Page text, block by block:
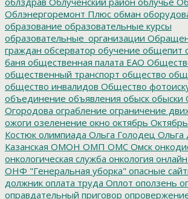
Облэнергоремонт Плюс обман
образование образовательные курсы
образовательные_организации
граждан обсерватор обучение общепит
баня общественная палата ЕАО
общественный транспорт общество
общество инвалидов Общество
объединение объявления обыск обыски
Огородова ограбление ограничение
ожоги озеленение окно октябрь
Костюк олимпиада Ольга Голодец Ольга
Казанская ОМОН ОМП ОМС Омск
онкологическая служба онкология
ОНФ "Генеральная уборка" опасные
должник оплата труда Оплот оползень
оправдательный приговор